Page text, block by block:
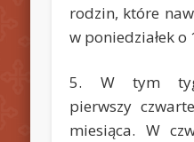
rodzin, które
w poniedziałek o
5. W tym
pierwszy
miesiąca. W